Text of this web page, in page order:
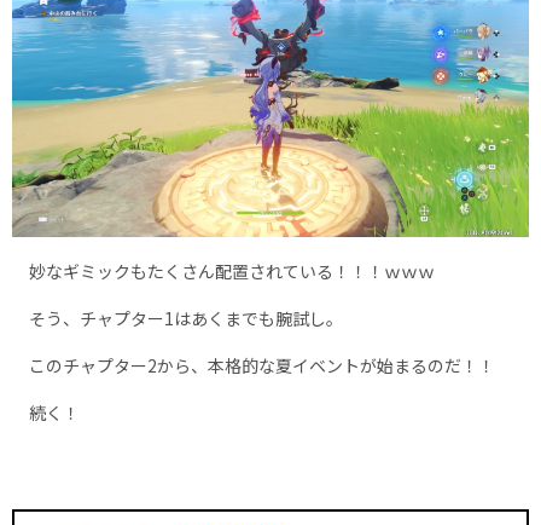
妙なギミックもたくさん配置されている！！！ｗｗｗ
そう、チャプター1はあくまでも腕試し。
このチャプター2から、本格的な夏イベントが始まるのだ！！
続く！